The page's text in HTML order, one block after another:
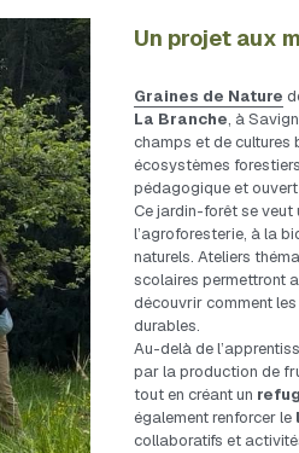
Un projet aux
Graines de Nature
La Branche, à
champs et de cultures
écosystèmes
pédagogique et
Ce jardin-forêt se veut
l’agroforesterie, à la
naturels. Ateliers
scolaires permettront
découvrir comment
durables.
Au-delà de
par la production de
tout en créant un
également renforcer le
collaboratifs et